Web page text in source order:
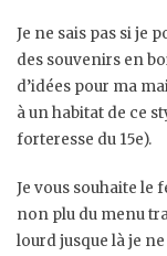
Je ne sais pas si je
des souvenirs en
d’idées pour ma
à un habitat de ce
forteresse du 15e).
Je vous souhaite le
non plu du menu
lourd jusque là je